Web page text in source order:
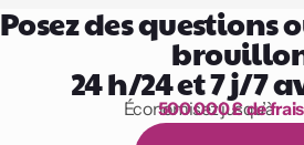
Posez des questions
24 h/24 et 7 j/7
1 000
Économisez jusqu’à
500 000 £ de